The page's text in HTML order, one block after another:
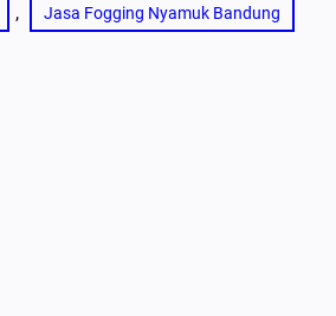
, Jasa Fogging Nyamuk Bandung